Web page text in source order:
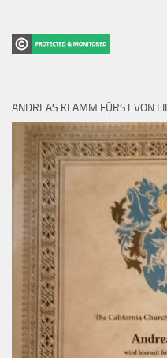
ANDREAS KLAMM FÜRST VON